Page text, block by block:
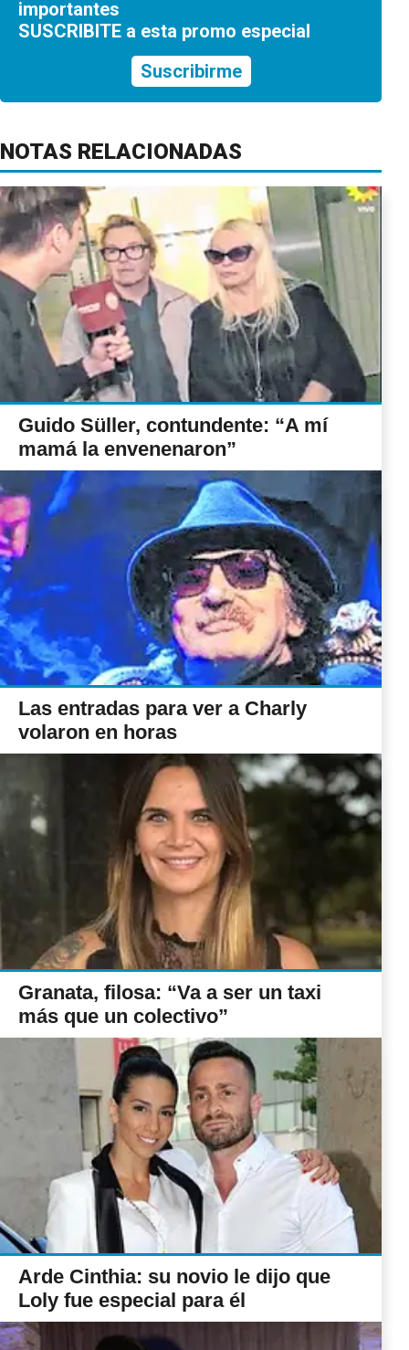
importantes
SUSCRIBITE a esta promo especial
Suscribirme
NOTAS RELACIONADAS
Guido Süller, contundente: “A mí
mamá la envenenaron”
Las entradas para ver a Charly
volaron en horas
Granata, filosa: “Va a ser un taxi
más que un colectivo”
Arde Cinthia: su novio le dijo que
Loly fue especial para él